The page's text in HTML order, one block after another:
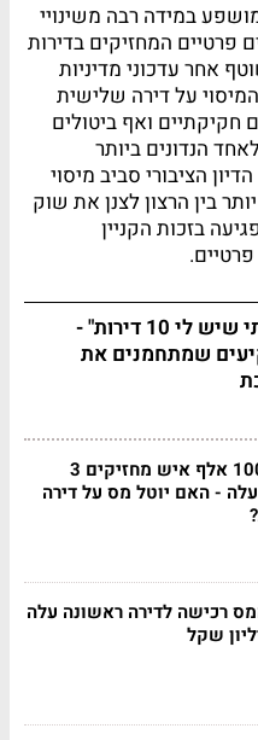
במידה רבה משינויי
פרטיים המחזיקים בדירות
אחר עדכוני מדיניות
על דירה שלישית
חקיקתיים ואף ביטולים
הנדונים ביותר
הציבורי סביב מיסוי
בין הרצון לצנן את שוק
בזכות הקניין
"שכחתי שיש לי 10 דירות" -
שמתחמנים את
קרוב ל-100 אלף איש מחזיקים 3
- האם יוטל מס על דירה
רכישה לדירה ראשונה עלה